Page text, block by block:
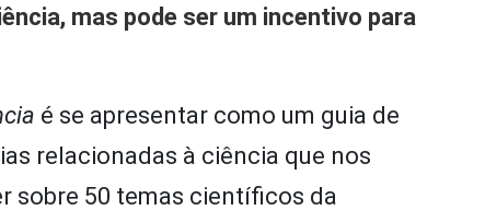
mas pode ser um incentivo para
é se apresentar como um guia de
relacionadas à ciência que nos
sobre 50 temas científicos da